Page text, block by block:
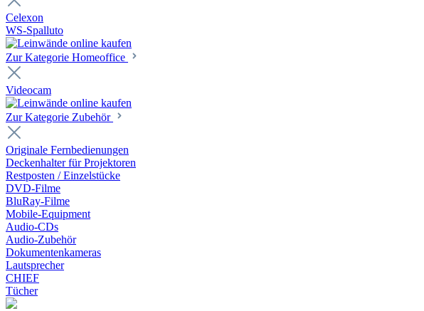
Celexon
WS-Spalluto
Zur Kategorie Homeoffice
Videocam
Zur Kategorie Zubehör
Originale Fernbedienungen
Deckenhalter für Projektoren
Restposten / Einzelstücke
DVD-Filme
BluRay-Filme
Mobile-Equipment
Audio-CDs
Audio-Zubehör
Dokumentenkameras
Lautsprecher
CHIEF
Tücher